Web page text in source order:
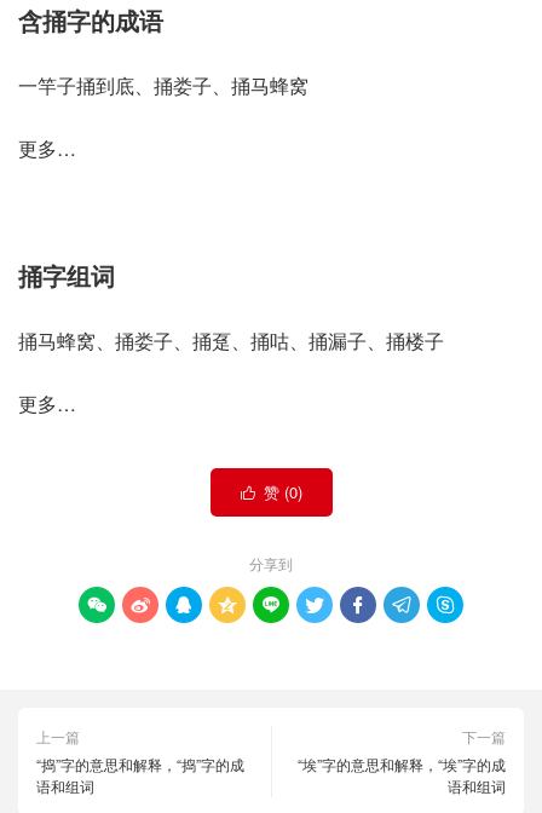
含捅字的成语
一竿子捅到底、捅娄子、捅马蜂窝
更多…
捅字组词
捅马蜂窝、捅娄子、捅趸、捅咕、捅漏子、捅楼子
更多…
 赞 (0)
分享到
        
上一篇
“捣”字的意思和解释，“捣”字的成
语和组词
下一篇
“埃”字的意思和解释，“埃”字的成
语和组词